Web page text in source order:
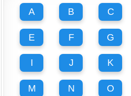
A B C
E F G
I J K
M N O